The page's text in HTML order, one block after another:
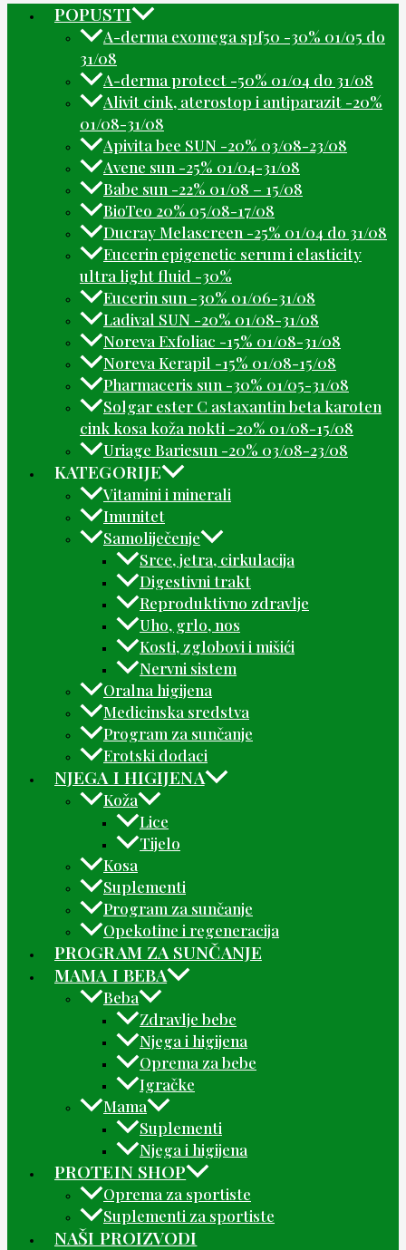
POPUSTI
A-derma exomega spf50 -30% 01/05 do
31/08
A-derma protect -50% 01/04 do 31/08
Alivit cink, aterostop i antiparazit -20%
01/08-31/08
Apivita bee SUN -20% 03/08-23/08
Avene sun -25% 01/04-31/08
Babe sun -22% 01/08 – 15/08
BioTeo 20% 05/08-17/08
Ducray Melascreen -25% 01/04 do 31/08
Eucerin epigenetic serum i elasticity
ultra light fluid -30%
Eucerin sun -30% 01/06-31/08
Ladival SUN -20% 01/08-31/08
Noreva Exfoliac -15% 01/08-31/08
Noreva Kerapil -15% 01/08-15/08
Pharmaceris sun -30% 01/05-31/08
Solgar ester C astaxantin beta karoten
cink kosa koža nokti -20% 01/08-15/08
Uriage Bariesun -20% 03/08-23/08
KATEGORIJE
Vitamini i minerali
Imunitet
Samoliječenje
Srce, jetra, cirkulacija
Digestivni trakt
Reproduktivno zdravlje
Uho, grlo, nos
Kosti, zglobovi i mišići
Nervni sistem
Oralna higijena
Medicinska sredstva
Program za sunčanje
Erotski dodaci
NJEGA I HIGIJENA
Koža
Lice
Tijelo
Kosa
Suplementi
Program za sunčanje
Opekotine i regeneracija
PROGRAM ZA SUNČANJE
MAMA I BEBA
Beba
Zdravlje bebe
Njega i higijena
Oprema za bebe
Igračke
Mama
Suplementi
Njega i higijena
PROTEIN SHOP
Oprema za sportiste
Suplementi za sportiste
NAŠI PROIZVODI